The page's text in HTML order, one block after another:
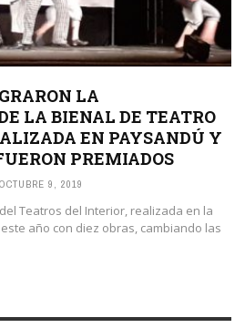
LA
LA BIENAL DE TEATRO
EN PAYSANDÚ Y
PREMIADOS
OCTUBRE 9, 2019
Teatros del Interior, realizada en la
año con diez obras, cambiando las